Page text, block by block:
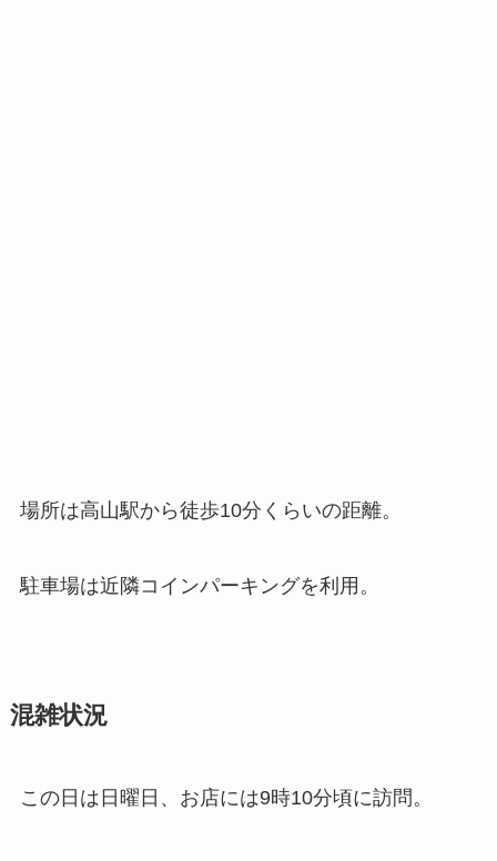
場所は高山駅から徒歩10分くらいの距離。
駐車場は近隣コインパーキングを利用。
混雑状況
この日は日曜日、お店には9時10分頃に訪問。